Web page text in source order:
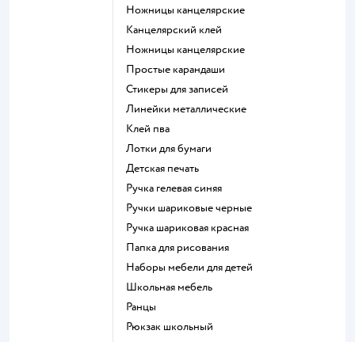
Ножницы канцелярские
Канцелярский клей
Ножницы канцелярские
Простые карандаши
Стикеры для записей
Линейки металлические
Клей пва
Лотки для бумаги
Детская печать
Ручка гелевая синяя
Ручки шариковые черные
Ручка шариковая красная
Папка для рисования
Наборы мебели для детей
Школьная мебель
Ранцы
Рюкзак школьный